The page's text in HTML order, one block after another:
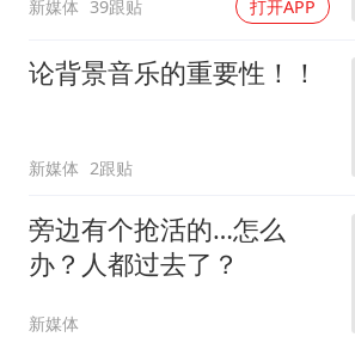
新媒体 39跟贴 打开APP
论背景音乐的重要性！！
新媒体 2跟贴
旁边有个抢活的…怎么
办？人都过去了？
新媒体